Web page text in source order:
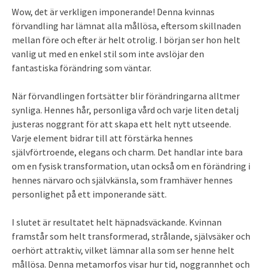
Wow, det är verkligen imponerande! Denna kvinnas
förvandling har lämnat alla mållösa, eftersom skillnaden
mellan före och efter är helt otrolig. I början ser hon helt
vanlig ut med en enkel stil som inte avslöjar den
fantastiska förändring som väntar.
När förvandlingen fortsätter blir förändringarna alltmer
synliga. Hennes hår, personliga vård och varje liten detalj
justeras noggrant för att skapa ett helt nytt utseende.
Varje element bidrar till att förstärka hennes
självförtroende, elegans och charm. Det handlar inte bara
om en fysisk transformation, utan också om en förändring i
hennes närvaro och självkänsla, som framhäver hennes
personlighet på ett imponerande sätt.
I slutet är resultatet helt häpnadsväckande. Kvinnan
framstår som helt transformerad, strålande, självsäker och
oerhört attraktiv, vilket lämnar alla som ser henne helt
mållösa. Denna metamorfos visar hur tid, noggrannhet och